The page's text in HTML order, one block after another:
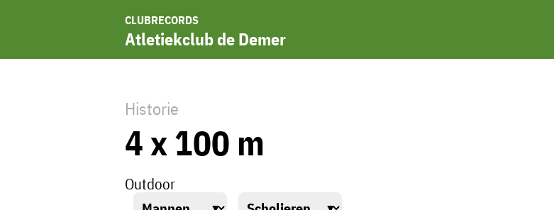
CLUBRECORDS
Atletiekclub de Demer
Historie
4 x 100 m
Outdoor